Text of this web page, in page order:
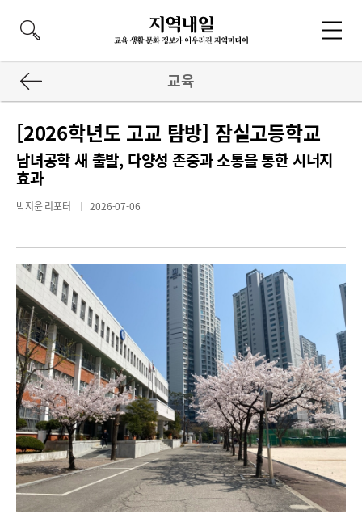
교육
[2026학년도 고교 탐방] 잠실고등학교
남녀공학 새 출발, 다양성 존중과 소통을 통한 시너지
효과
박지윤 리포터 2026-07-06